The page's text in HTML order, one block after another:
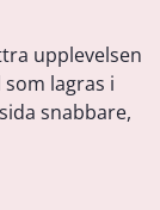
upplevelsen
lagras i
snabbare,